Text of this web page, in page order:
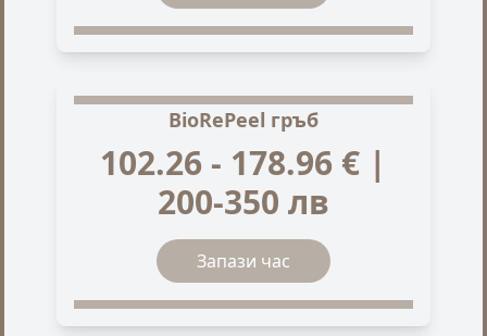
BioRePeel гръб
102.26 - 178.96 € |
200-350 лв
Запази час